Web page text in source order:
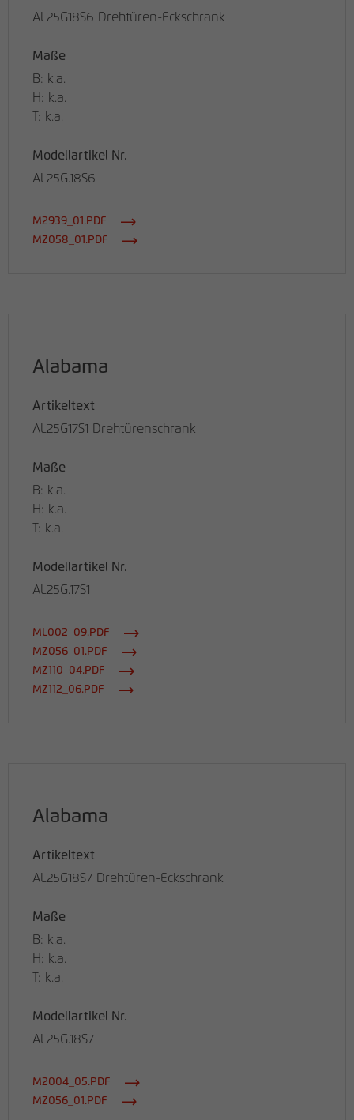
AL25G18S6 Drehtüren-Eckschrank
Maße
B: k.a.
H: k.a.
T: k.a.
Modellartikel Nr.
AL25G.18S6
M2939_01.PDF
MZ058_01.PDF
Alabama
Artikeltext
AL25G17S1 Drehtürenschrank
Maße
B: k.a.
H: k.a.
T: k.a.
Modellartikel Nr.
AL25G.17S1
ML002_09.PDF
MZ056_01.PDF
MZ110_04.PDF
MZ112_06.PDF
Alabama
Artikeltext
AL25G18S7 Drehtüren-Eckschrank
Maße
B: k.a.
H: k.a.
T: k.a.
Modellartikel Nr.
AL25G.18S7
M2004_05.PDF
MZ056_01.PDF